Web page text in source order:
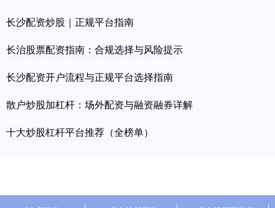
长沙配资炒股｜正规平台指南
长治股票配资指南：合规选择与风险提示
长沙配资开户流程与正规平台选择指南
散户炒股加杠杆：场外配资与融资融券详解
十大炒股杠杆平台推荐（全榜单）